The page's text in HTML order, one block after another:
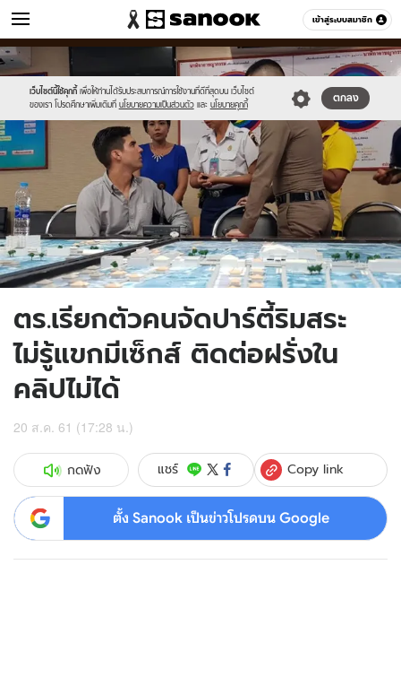
เข้าสู่ระบบสมาชิก
ข่าว หมวดอื่นๆ
เว็บไซต์นี้ใช้คุกกี้ เพื่อให้ท่านได้รับประสบการณ์การใช้งานที่ดีที่สุดบน เว็บไซต์
ของเรา โปรดศึกษาเพิ่มเติมที่ นโยบายความเป็นส่วนตัว และ นโยบายคุกกี้
ตกลง
Sanook
//s.isanook.com/sr/0/images/logo-
new-
sanook.png
600
60
//s.isanook.com/ns/0/ud/1496/7483158/news09.jpg
ตร.เรียกตัวคนจัดปาร์ตี้ริมสระ
ไม่รู้แขกมีเซ็กส์ ติดต่อฝรั่งใน
คลิปไม่ได้
20 ส.ค. 61 (17:28 น.)
กดฟัง แชร์ Copy link
ตั้ง Sanook เป็นข่าวโปรดบน Google